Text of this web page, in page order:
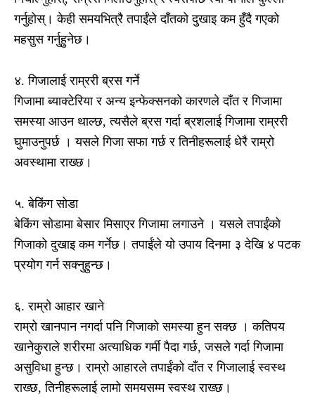
गर्नुहोस्। केही समयभित्रै तपाईंले दाँतको दुखाइ कम हुँदै गएको
महसुस गर्नुहुनेछ।
४. गिजालाई राम्ररी ब्रस गर्ने
गिजामा ब्याक्टेरिया र अन्य इन्फेक्सनको कारणले दाँत र गिजामा
समस्या आउन थाल्छ, त्यसैले ब्रस गर्दा ब्रशलाई गिजामा राम्ररी
घुमाउनुपर्छ । यसले गिजा सफा गर्छ र तिनीहरूलाई धेरै राम्रो
अवस्थामा राख्छ।
५. बेकिंग सोडा
बेकिंग सोडामा बेसार मिसाएर गिजामा लगाउने । यसले तपाईंको
गिजाको दुखाइ कम गर्नेछ। तपाईंले यो उपाय दिनमा ३ देखि ४ पटक
प्रयोग गर्न सक्नुहुन्छ।
६. राम्रो आहार खाने
राम्रो खानपान नगर्दा पनि गिजाको समस्या हुन सक्छ । कतिपय
खानेकुराले शरीरमा अत्याधिक गर्मी पैदा गर्छ, जसले गर्दा गिजामा
असुविधा हुन्छ। राम्रो आहारले तपाईंको दाँत र गिजालाई स्वस्थ
राख्छ, तिनीहरूलाई लामो समयसम्म स्वस्थ राख्छ।